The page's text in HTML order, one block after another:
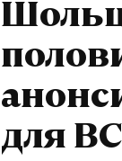
Шольц
для